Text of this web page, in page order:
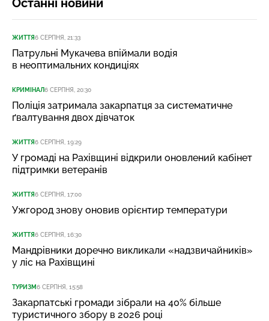
ЖИТТЯ6 СЕРПНЯ, 21:33
Патрульні Мукачева впіймали водія
в неоптимальних кондиціях
КРИМІНАЛ6 СЕРПНЯ, 20:30
Поліція затримала закарпатця за систематичне
ґвалтування двох дівчаток
ЖИТТЯ6 СЕРПНЯ, 19:29
У громаді на Рахівщині відкрили оновлений кабінет
підтримки ветеранів
ЖИТТЯ6 СЕРПНЯ, 17:00
Ужгород знову оновив орієнтир температури
ЖИТТЯ6 СЕРПНЯ, 16:30
Мандрівники доречно викликали «надзвичайників»
у ліс на Рахівщині
ТУРИЗМ6 СЕРПНЯ, 15:58
Закарпатські громади зібрали на 40% більше
туристичного збору в 2026 році